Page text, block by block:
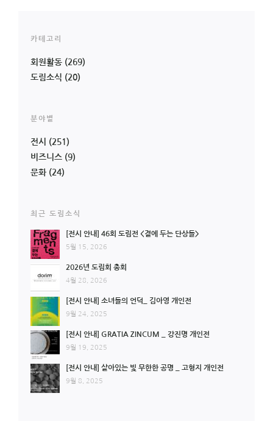
카테고리
회원활동 (269)
도림소식 (20)
분야별
전시
(251)
비즈니스 (9)
문화 (24)
최근 도림소식
[전시 안내] 46회 도림전 <곁에 두는 단상들>
5월 15, 2026
2026년 도림회 총회
4월 28, 2026
[전시 안내] 소녀들의 언덕_ 김아영 개인전
9월 24, 2025
[전시 안내] GRATIA ZINCUM _ 강진명 개인전
9월 19, 2025
[전시 안내] 살아있는 빛 무한한 공명 _ 고형지 개인전
9월 8, 2025